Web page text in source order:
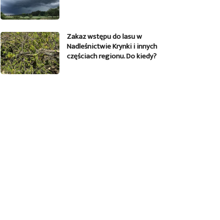
Zakaz wstępu do lasu w
Nadleśnictwie Krynki i innych
częściach regionu. Do kiedy?